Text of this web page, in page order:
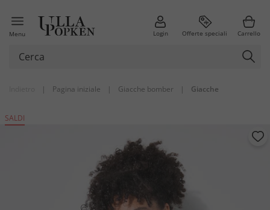
Menu Login Offerte speciali Carrello
| Pagina iniziale | Giacche bomber | Giacche
SALDI